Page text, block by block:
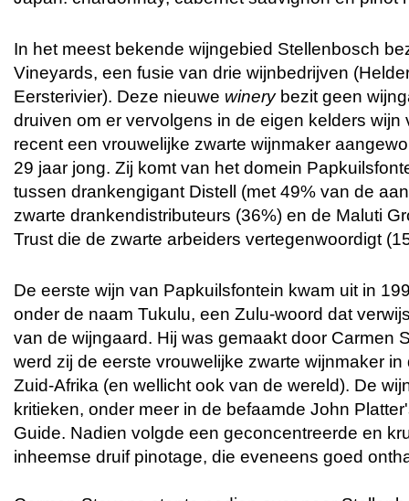
In het meest bekende wijngebied Stellenbosch
Vineyards, een fusie van drie wijnbedrijven
Eersterivier). Deze nieuwe winerybezit geen
druiven om er vervolgens in de eigen kelders wijn
recent een vrouwelijke zwarte wijnmaker
29 jaar jong. Zij komt van het domein
tussen drankengigant Distell (met 49% van de
zwarte drankendistributeurs (36%) en de Maluti
Trust die de zwarte arbeiders vertegenwoordigt
De eerste wijn van Papkuilsfontein kwam uit in
onder de naam Tukulu, een Zulu-woord dat
van de wijngaard. Hij was gemaakt door Carmen
werd zij de eerste vrouwelijke zwarte wijnmaker
Zuid-Afrika (en wellicht ook van de wereld). De
kritieken, onder meer in de befaamde John
Guide. Nadien volgde een geconcentreerde en
inheemse druif pinotage, die eveneens goed